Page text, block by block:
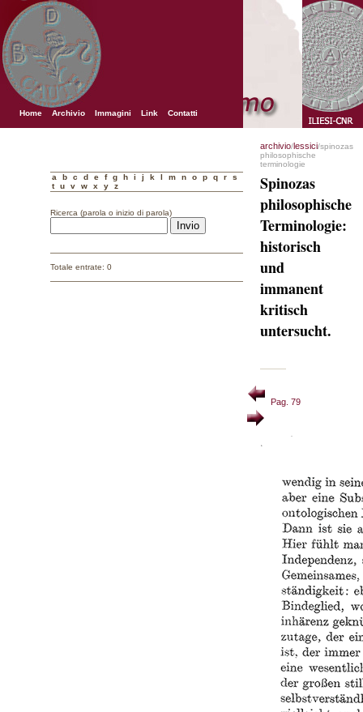
Home Archivio Immagini Link Contatti
a b c d e f g h i j k l m n o p q r
s
t
u v w x y z
Ricerca (parola o inizio di parola)
Totale entrate: 0
archivio/lessici/spinozas
philosophische
terminologie
Spinozas
philosophische
Terminologie:
historisch
und
immanent
kritisch
untersucht.
Pag. 79